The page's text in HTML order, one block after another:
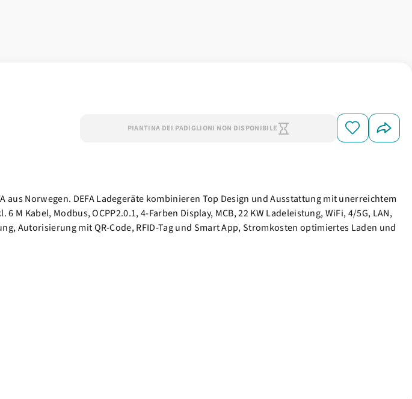
PIANTINA DEI PADIGLIONI NON DISPONIBILE
Norwegen. DEFA Ladegeräte kombinieren Top Design und Ausstattung mit unerreichtem
Kabel, Modbus, OCPP2.0.1, 4-Farben Display, MCB, 22 KW Ladeleistung, WiFi, 4/5G, LAN,
Autorisierung mit QR-Code, RFID-Tag und Smart App, Stromkosten optimiertes Laden und